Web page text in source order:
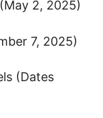
2, 2025)
7, 2025)
(Dates